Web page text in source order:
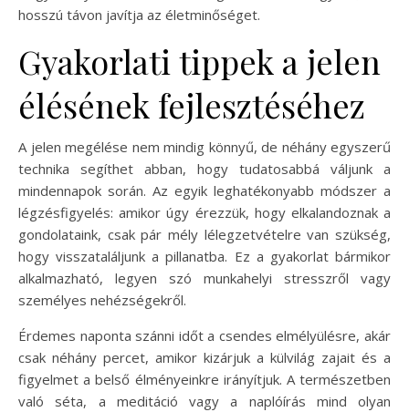
hosszú távon javítja az életminőséget.
Gyakorlati tippek a jelen
élésének fejlesztéséhez
A jelen megélése nem mindig könnyű, de néhány egyszerű
technika segíthet abban, hogy tudatosabbá váljunk a
mindennapok során. Az egyik leghatékonyabb módszer a
légzésfigyelés: amikor úgy érezzük, hogy elkalandoznak a
gondolataink, csak pár mély lélegzetvételre van szükség,
hogy visszataláljunk a pillanatba. Ez a gyakorlat bármikor
alkalmazható, legyen szó munkahelyi stresszről vagy
személyes nehézségekről.
Érdemes naponta szánni időt a csendes elmélyülésre, akár
csak néhány percet, amikor kizárjuk a külvilág zajait és a
figyelmet a belső élményeinkre irányítjuk. A természetben
való séta, a meditáció vagy a naplóírás mind olyan